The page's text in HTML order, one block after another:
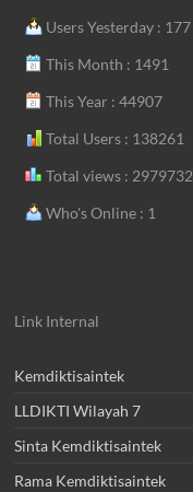
Users Yesterday : 177
This Month : 1491
This Year : 44907
Total Users : 138261
Total views : 2979732
Who's Online : 1
Link Internal
Kemdiktisaintek
LLDIKTI Wilayah 7
Sinta Kemdiktisaintek
Rama Kemdiktisaintek